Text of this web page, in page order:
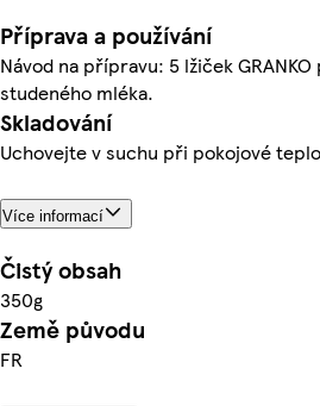
Příprava a používání
Návod na přípravu: 5 lžiček
studeného mléka.
Skladování
Uchovejte v suchu při pokojové
Více informací
Čistý obsah
350g
Země původu
FR